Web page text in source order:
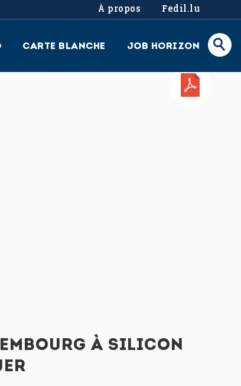
À propos Fedil.lu
CARTE BLANCHE JOB HORIZON
PDF
À SILICON